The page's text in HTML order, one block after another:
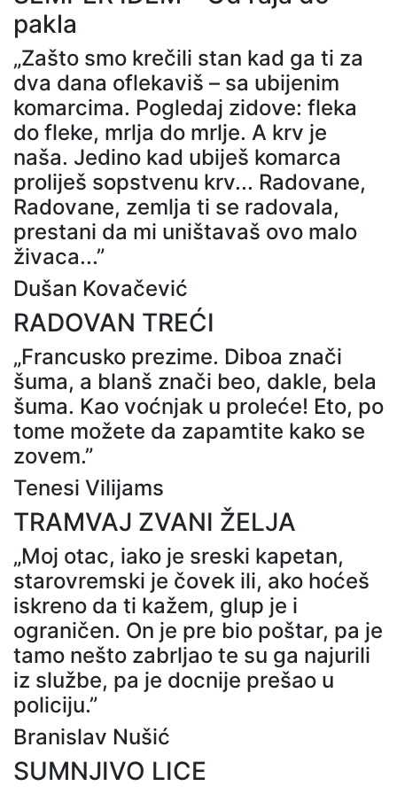
pakla
„Zašto smo krečili stan kad ga ti za
dva dana oflekaviš – sa ubijenim
komarcima. Pogledaj zidove: fleka
do fleke, mrlja do mrlje. A krv je
naša. Jedino kad ubiješ komarca
proliješ sopstvenu krv... Radovane,
Radovane, zemlja ti se radovala,
prestani da mi uništavaš ovo malo
živaca...”
Dušan Kovačević
RADOVAN TREĆI
„Francusko prezime. Diboa znači
šuma, a blanš znači beo, dakle, bela
šuma. Kao voćnjak u proleće! Eto, po
tome možete da zapamtite kako se
zovem.”
Tenesi Vilijams
TRAMVAJ ZVANI ŽELJA
„Moj otac, iako je sreski kapetan,
starovremski je čovek ili, ako hoćeš
iskreno da ti kažem, glup je i
ograničen. On je pre bio poštar, pa je
tamo nešto zabrljao te su ga najurili
iz službe, pa je docnije prešao u
policiju.”
Branislav Nušić
SUMNJIVO LICE